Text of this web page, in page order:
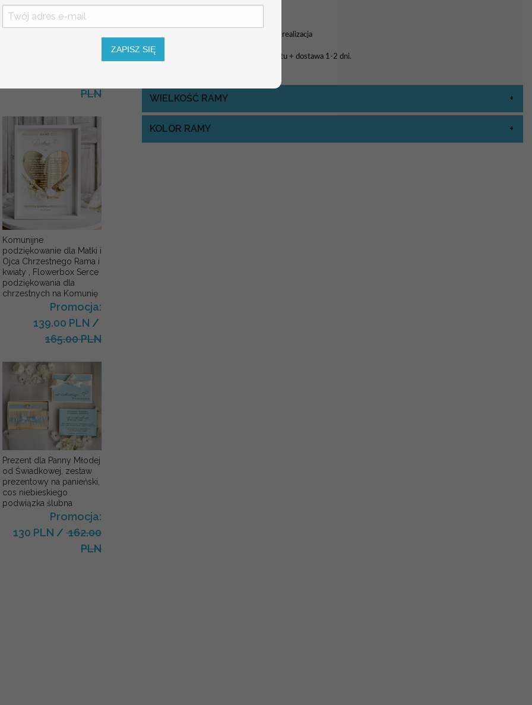
Pierwszej Komunii w
pudełku,
personalizowana
PLN
Komunijne
podziękowanie dla Matki i
Ojca Chrzestnego Rama i
kwiaty , Flowerbox Serce
podziękowania dla
chrzestnych na Komunię
Promocja:
139.00 PLN /
165.00 PLN
Prezent dla Panny Młodej
od Świadkowej, zestaw
prezentowy na panieński,
cos niebieskiego
podwiązka ślubna
Promocja:
130 PLN / 162.00
PLN
Dopłata 40% do wartości zamówienia i realizacja
w 7 dni roboczych od akceptacji projektu + dostawa 1-2 dni.
WIELKOŚĆ RAMY
KOLOR RAMY
ZAPISZ SIĘ